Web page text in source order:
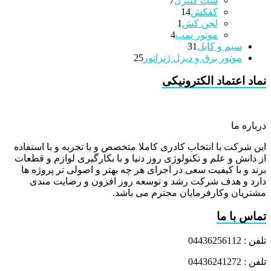
کفکش14
محصولات لجن کش 1
محصولاتموتور پمپ4
4
سیم و کابل 31
محصولات
موتور برق و دیزل ژنراتور 25
نماد اعتماد الکترونیکی
درباره ما
این شرکت با انتخاب کادری کاملا متخصص و با تجربه و با استفاده
از دانش و علم و تکنولوژی روز دنیا و با بکارگیری لوازم و قطعات
برند و با کیفیت سعی در اجرای هر چه بهتر و اصولی تر پروژه ها
دارد و هدف شرکت رشد و توسعه روز افزون و رضایت مندی
مشتریان وکارفرمایان محترم می باشد.
تماس با ما
تلفن : 04436256112
تلفن : 04436241272